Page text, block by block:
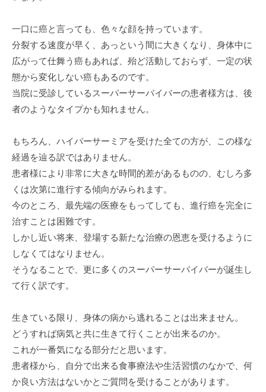
一口に癌と言っても、色々な顔を持っています。
分裂する速度が早く、あっという間に大きくなり、身体中に
広がって仕舞う癌もあれば、殆ど活動しておらず、一定の状
態から変化しない癌もあるのです。
当院に受診しているスーパーサーバイバーの患者様方は、後
者のようなタイプかも知れません。
もちろん、ハイパーサーミアを受けた全ての方が、この様な
経過を辿る訳ではありません。
患者様により非常に大きな時間的差があるものの、むしろ多
くは次第に進行する傾向がみられます。
今のところ、最先端の医療をもってしても、進行癌を完全に
治すことは困難です。
しかし近い将来、登場する新たな治療の恩恵を受けるように
しなくてはなりません。
そうなることで、更に多くのスーパーサーバイバーが誕生し
て行く訳です。
生きている限り、身体の病から逃れることは出来ません。
どうすれば病気と共に生きて行くことが出来るのか。
これが一番気になる部分だと思います。
患者様から、自分で出来る食事療法や生活習慣のなかで、何
か良い方法はないかとご質問を受けることがあります。